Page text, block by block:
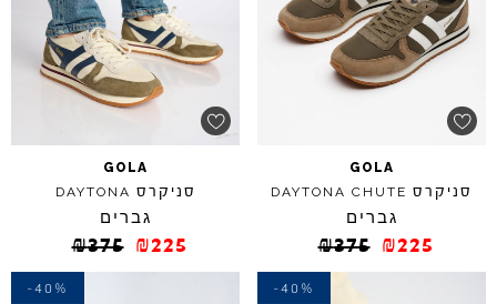
GOLA
סניקרס DAYTONA CHUTE
גברים
₪375 ₪225
GOLA
סניקרס DAYTONA
גברים
₪375 ₪225
-40%
-40%